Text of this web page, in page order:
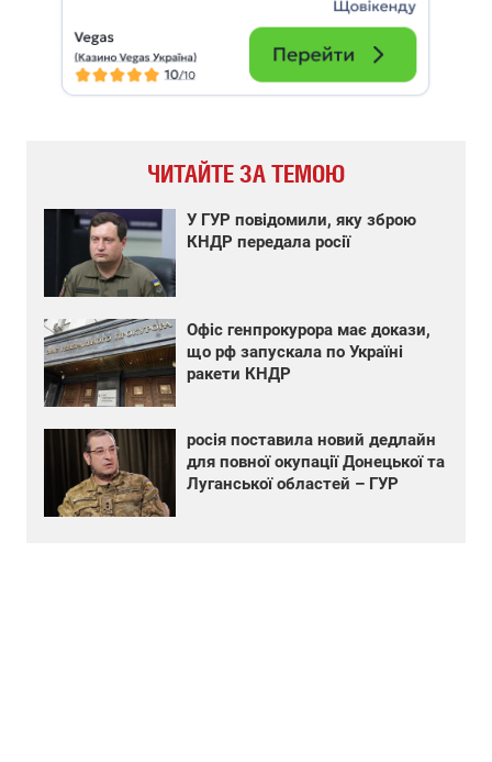
ЧИТАЙТЕ ЗА ТЕМОЮ
У ГУР повідомили, яку зброю
КНДР передала росії
Офіс генпрокурора має докази,
що рф запускала по Україні
ракети КНДР
росія поставила новий дедлайн
для повної окупації Донецької та
Луганської областей – ГУР